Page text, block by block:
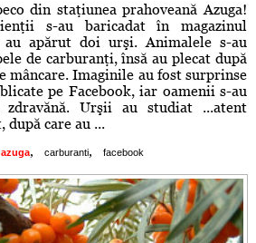
din staţiunea prahoveană Azuga!
s-au baricadat în magazinul
au apărut doi urşi. Animalele s-au
de carburanţi, însă au plecat după
mâncare. Imaginile au fost surprinse
pe Facebook, iar oamenii s-au
Urşii au studiat ...atent
după care au ...
azuga, carburanti, facebook